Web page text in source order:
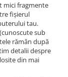
mici fragmente
fișierul
tau.
sub
rămân după
detalii despre
din mai